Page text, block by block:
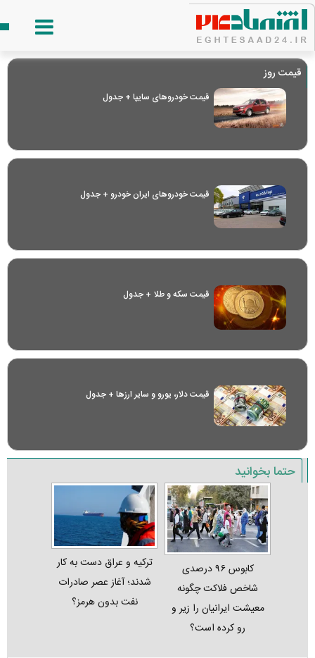
قیمت روز
قیمت خودرو‌های سایپا + جدول
قیمت خودرو‌های ایران خودرو + جدول
قیمت سکه و طلا + جدول
قیمت دلار، یورو و سایر ارز‌ها + جدول
حتما بخوانید
کابوس ۹۶ درصدی
شاخص فلاکت چگونه
معیشت ایرانیان را زیر و
رو کرده است؟
ترکیه و عراق دست به کار
شدند؛ آغاز عصر صادرات
نفت بدون هرمز؟